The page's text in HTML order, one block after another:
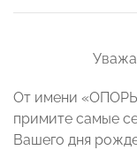
От имени
примите самые
Вашего дня